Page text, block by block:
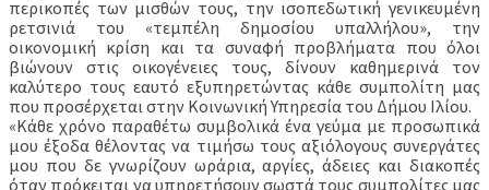
περικοπές των μισθών τους, την ισοπεδωτική γενικευμένη
ρετσινιά του «τεμπέλη δημοσίου υπαλλήλου», την
οικονομική κρίση και τα συναφή προβλήματα που όλοι
βιώνουν στις οικογένειες τους, δίνουν καθημερινά τον
καλύτερο τους εαυτό εξυπηρετώντας κάθε συμπολίτη μας
που προσέρχεται στην Κοινωνική Υπηρεσία του Δήμου Ιλίου.
«Κάθε χρόνο παραθέτω συμβολικά ένα γεύμα με προσωπικά
μου έξοδα θέλοντας να τιμήσω τους αξιόλογους συνεργάτες
μου που δε γνωρίζουν ωράρια, αργίες, άδειες και διακοπές
όταν πρόκειται να υπηρετήσουν σωστά τους συμπολίτες μας